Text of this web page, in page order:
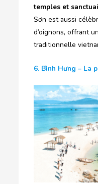
temples et
Sơn est aussi
d’oignons, offrant
traditionnelle
6. Bình Hưng – La